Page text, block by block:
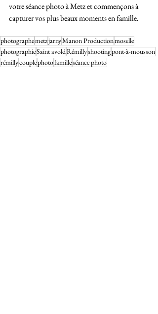
votre séance photo à Metz et commençons à
capturer vos plus beaux moments en famille.
photographemetzjarnyManon Productionmoselle
photographieSaint avoldRémillyshootingpont-à-mousson
rémillycouplephotofamilleséance photo